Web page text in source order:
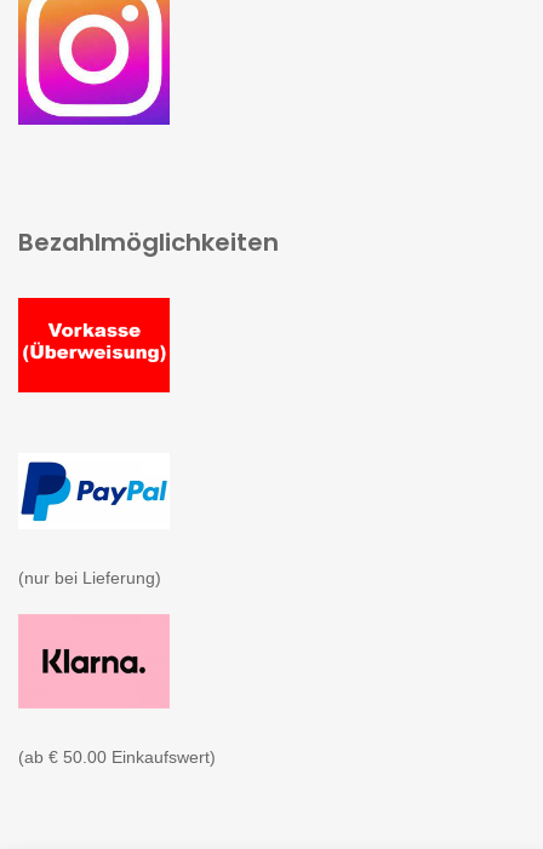
Bezahlmöglichkeiten
(nur bei Lieferung)
(ab € 50.00 Einkaufswert)